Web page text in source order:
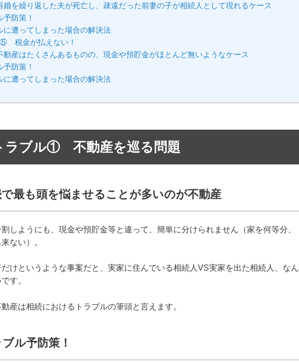
婚を繰り返した夫が死亡し、疎遠だった前妻の子が相続人として現れるケース
予防策！
に遭ってしまった場合の解決法
税金が払えない！
動産はたくさんあるものの、現金や預貯金がほとんど無いようなケース
予防策！
に遭ってしまった場合の解決法
ラブル① 不動産を巡る問題
で最も頭を悩ませることが多いのが不動産
しようにも、現金や預貯金等と違って、簡単に分けられません（家を何等分、
ない）。
けというような事案だと、実家に住んでいる相続人VS実家を出た相続人、なん
す。
産は相続におけるトラブルの筆頭と言えます。
ブル予防策！